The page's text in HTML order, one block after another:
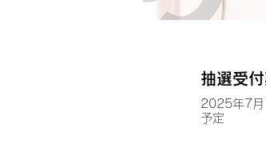
抽選受
2025年7
予定